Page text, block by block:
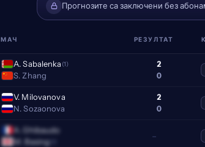
Прогнозите са заключени без
МАЧ РЕЗУЛТАТ
A. Sabalenka (1)
S. Zhang
2
0
V. Milovanova
N. Sozaonova
2
0
A. Ghibaudo
M. Basing(3)
–